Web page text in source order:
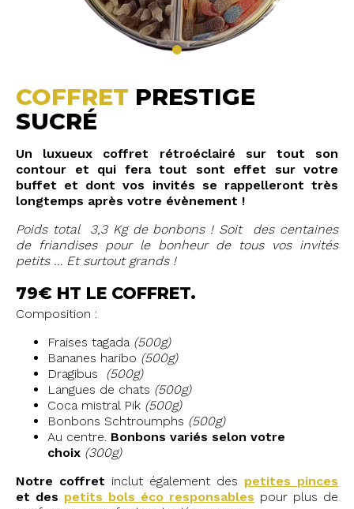
COFFRET PRESTIGE
SUCRÉ
Un luxueux coffret rétroéclairé sur tout son
contour et qui fera tout sont effet sur votre
buffet et dont vos invités se rappelleront très
longtemps après votre évènement !
Poids total 3,3 Kg de bonbons ! Soit des centaines
de friandises pour le bonheur de tous vos invités
petits … Et surtout grands !
79€ HT LE COFFRET.
Composition :
Fraises tagada (500g)
Bananes haribo (500g)
Dragibus (500g)
Langues de chats (500g)
Coca mistral Pik (500g)
Bonbons Schtroumphs (500g)
Au centre. Bonbons variés selon votre
choix (300g)
Notre coffret inclut également des petites pinces
et des petits bols éco responsables pour plus de